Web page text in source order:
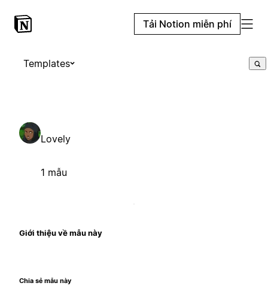
Tải Notion miễn phí
Templates
Lovely
1 mẫu
Giới thiệu về mẫu này
Chia sẻ mẫu này